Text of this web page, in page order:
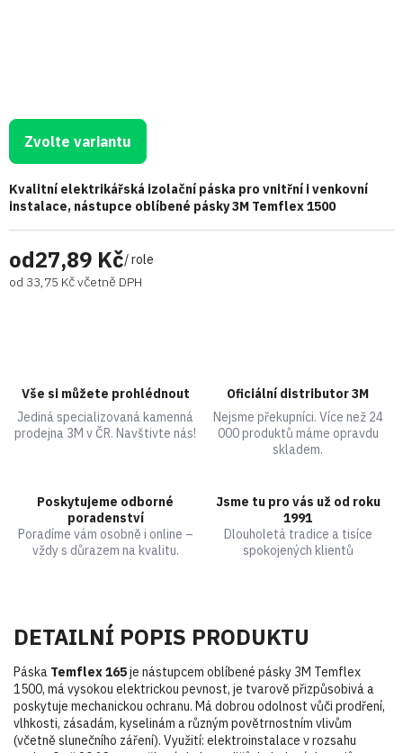
od27,89 Kč/ role
od 33,75 Kčvčetně DPH
Zvolte variantu
Kvalitní elektrikářská izolační páska pro vnitřní i venkovní
instalace, nástupce oblíbené pásky 3M Temflex 1500
Vše si můžete prohlédnout
Jediná specializovaná kamenná
prodejna 3M v ČR. Navštivte nás!
Oficiální distributor 3M
Nejsme překupníci. Více než 24
000 produktů máme opravdu
skladem.
Poskytujeme odborné
poradenství
Poradíme vám osobně i online –
vždy s důrazem na kvalitu.
Jsme tu pro vás už od roku
1991
Dlouholetá tradice a tisíce
spokojených klientů
DETAILNÍ POPIS PRODUKTU
Páska Temflex 165je nástupcem oblíbené pásky 3M Temflex
1500, má vysokou elektrickou pevnost, je tvarově přizpůsobivá a
poskytuje mechanickou ochranu. Má dobrou odolnost vůči prodření,
vlhkosti, zásadám, kyselinám a různým povětrnostním vlivům
(včetně slunečního záření). Využití: elektroinstalace v rozsahu